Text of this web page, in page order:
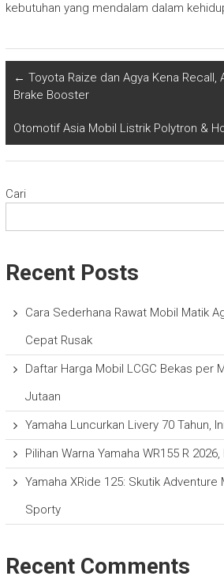
kebutuhan yang mendalam dalam
← Toyota Raize dan Agya Kena Recall,
Brake Booster
Otomotif Asia Mobil Listrik Polytron &
Cari
Recent Posts
Cara Sederhana Rawat Mobil Matik
Cepat Rusak
Daftar Harga Mobil LCGC Bekas per
Jutaan
Yamaha Luncurkan Livery 70 Tahun,
Pilihan Warna Yamaha WR155 R
Yamaha XRide 125: Skutik Adventure
Sporty
Recent Comments